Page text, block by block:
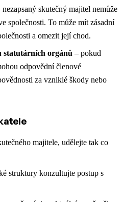
nezapsaný skutečný majitel nemůže
společnosti. To může mít zásadní
a omezit její chod.
statutárních orgánů – pokud
odpovědní členové
za vzniklé škody nebo
majitele, udělejte tak co
struktury konzultujte postup s